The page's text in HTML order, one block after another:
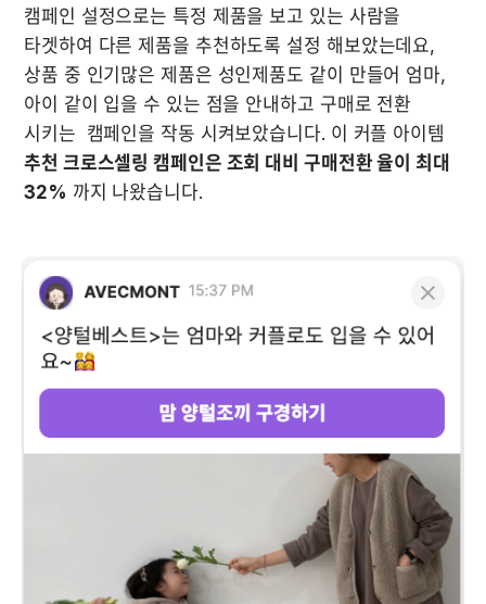
캠페인 설정으로는 특정 제품을 보고 있는 사람을
타겟하여 다른 제품을 추천하도록 설정 해보았는데요,
상품 중 인기많은 제품은 성인제품도 같이 만들어 엄마,
아이 같이 입을 수 있는 점을 안내하고 구매로 전환
추천 크로스셀링 캠페인은 조회 대비 구매전환 율이 최대
32% 까지 나왔습니다.